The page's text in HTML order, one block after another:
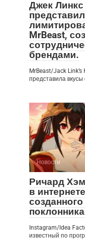
Джек Линкс
MrBeast,
брендами.
MrBeast/Jack
представила
Новости
Ричард
в
Instagram/Idea
известный по